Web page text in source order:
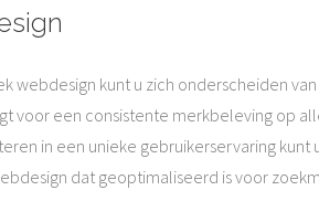
webdesign kunt u zich onderscheiden
voor een consistente merkbeleving op
in een unieke gebruikerservaring
dat geoptimaliseerd is voor